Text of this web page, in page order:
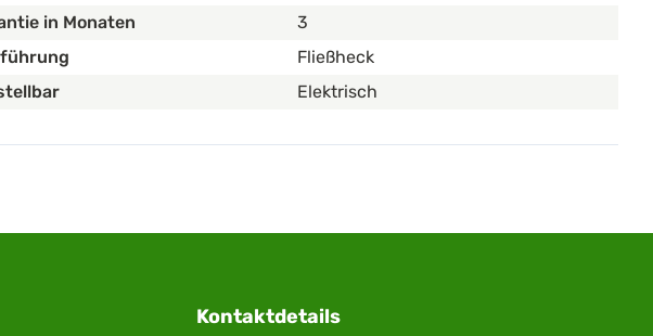
in Monaten
3
Fließheck
Elektrisch
Kontaktdetails